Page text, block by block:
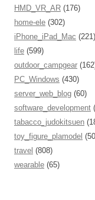
HMD_VR_AR (176)
home-ele (302)
iPhone_iPad_Mac (221)
life (599)
outdoor_campgear
PC_Windows (430)
server_web_blog (60)
software_development
tabacco_judokitsuen
toy_figure_plamodel
travel (808)
wearable (65)